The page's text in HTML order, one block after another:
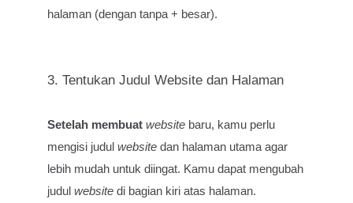
halaman (dengan tanpa + besar).
3. Tentukan Judul Website dan Halaman
Setelah membuatwebsite baru, kamu perlu
mengisi judulwebsite dan halaman utama agar
lebih mudah untuk diingat. Kamu dapat mengubah
judulwebsite di bagian kiri atas halaman.